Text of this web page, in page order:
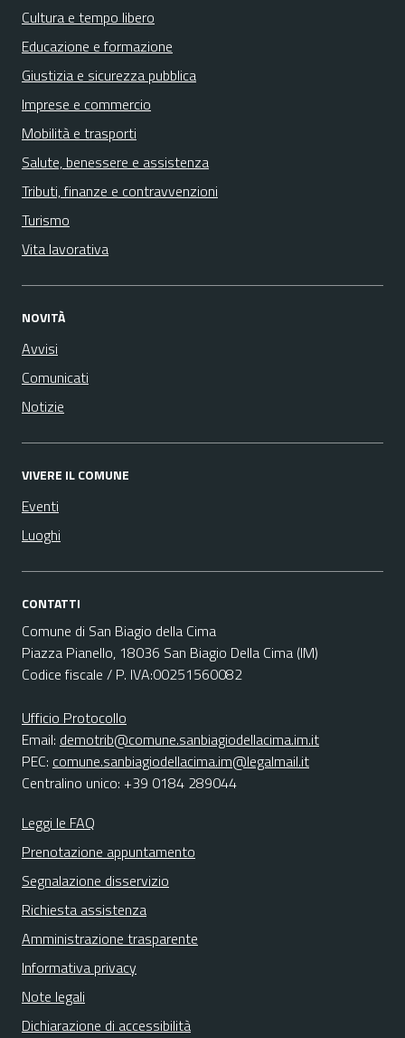
Cultura e tempo libero
Educazione e formazione
Giustizia e sicurezza pubblica
Imprese e commercio
Mobilità e trasporti
Salute, benessere e assistenza
Tributi, finanze e contravvenzioni
Turismo
Vita lavorativa
NOVITÀ
Avvisi
Comunicati
Notizie
VIVERE IL COMUNE
Eventi
Luoghi
CONTATTI
Comune di San Biagio della Cima
Piazza Pianello, 18036 San Biagio Della Cima (IM)
Codice fiscale / P. IVA:00251560082
Ufficio Protocollo
Email: demotrib@comune.sanbiagiodellacima.im.it
PEC: comune.sanbiagiodellacima.im@legalmail.it
Centralino unico: +39 0184 289044
Leggi le FAQ
Prenotazione appuntamento
Segnalazione disservizio
Richiesta assistenza
Amministrazione trasparente
Informativa privacy
Note legali
Dichiarazione di accessibilità